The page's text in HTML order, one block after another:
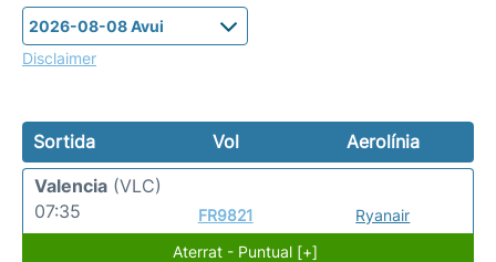
Disclaimer
Sortida Vol
Aerolínia
Valencia (VLC)
07:35
FR9821
Ryanair
Aterrat - Puntual [+]